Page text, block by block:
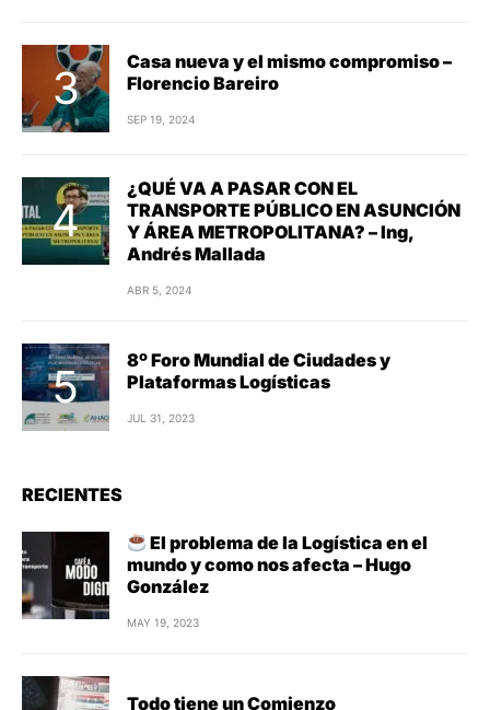
Casa nueva y el mismo compromiso –
Florencio Bareiro
SEP 19, 2024
¿QUÉ VA A PASAR CON EL
TRANSPORTE PÚBLICO EN ASUNCIÓN
Y ÁREA METROPOLITANA? – Ing,
Andrés Mallada
ABR 5, 2024
8º Foro Mundial de Ciudades y
Plataformas Logísticas
JUL 31, 2023
RECIENTES
El problema de la Logística en el
mundo y como nos afecta – Hugo
González
MAY 19, 2023
Todo tiene un Comienzo